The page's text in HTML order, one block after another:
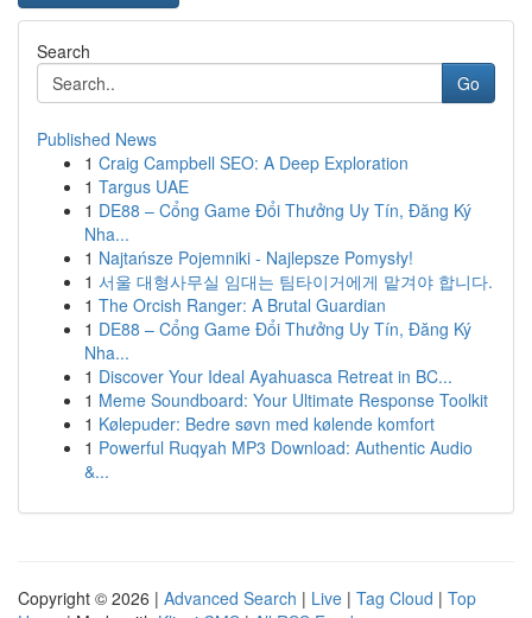
Search
Go
Published News
1 Craig Campbell SEO: A Deep Exploration
1 Targus UAE
1 DE88 – Cổng Game Đổi Thưởng Uy Tín, Đăng Ký
Nha...
1 Najtańsze Pojemniki - Najlepsze Pomysły!
1 서울 대형사무실 임대는 팀타이거에게 맡겨야 합니다.
1 The Orcish Ranger: A Brutal Guardian
1 DE88 – Cổng Game Đổi Thưởng Uy Tín, Đăng Ký
Nha...
1 Discover Your Ideal Ayahuasca Retreat in BC...
1 Meme Soundboard: Your Ultimate Response Toolkit
1 Kølepuder: Bedre søvn med kølende komfort
1 Powerful Ruqyah MP3 Download: Authentic Audio
&...
Copyright © 2026 | Advanced Search | Live | Tag Cloud | Top